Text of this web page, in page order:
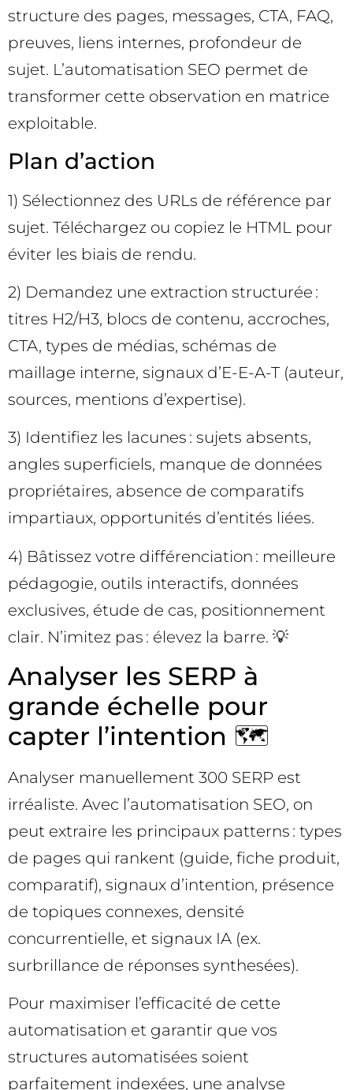
structure des pages, messages, CTA, FAQ,
preuves, liens internes, profondeur de
sujet. L’automatisation SEO permet de
transformer cette observation en matrice
exploitable.
Plan d’action
1) Sélectionnez des URLs de référence par
sujet. Téléchargez ou copiez le HTML pour
éviter les biais de rendu.
2) Demandez une extraction structurée :
titres H2/H3, blocs de contenu, accroches,
CTA, types de médias, schémas de
maillage interne, signaux d’E-E-A-T (auteur,
sources, mentions d’expertise).
3) Identifiez les lacunes : sujets absents,
angles superficiels, manque de données
propriétaires, absence de comparatifs
impartiaux, opportunités d’entités liées.
4) Bâtissez votre différenciation : meilleure
pédagogie, outils interactifs, données
exclusives, étude de cas, positionnement
clair. N’imitez pas : élevez la barre. 💡
Analyser les SERP à
grande échelle pour
capter l’intention 🗺️
Analyser manuellement 300 SERP est
irréaliste. Avec l’automatisation SEO, on
peut extraire les principaux patterns : types
de pages qui rankent (guide, fiche produit,
comparatif), signaux d’intention, présence
de topiques connexes, densité
concurrentielle, et signaux IA (ex.
surbrillance de réponses synthesées).
Pour maximiser l’efficacité de cette
automatisation et garantir que vos
structures automatisées soient
parfaitement indexées, une analyse